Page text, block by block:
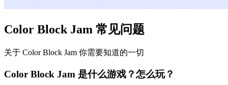
Color Block Jam 常见问题
关于 Color Block Jam 你需要知道的一切
Color Block Jam 是什么游戏？怎么玩？